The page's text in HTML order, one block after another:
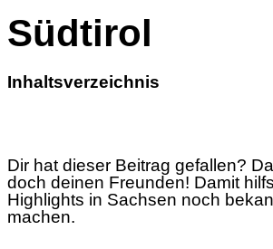
Südtirol
Inhaltsverzeichnis
Dir hat dieser Beitrag gefallen?
doch deinen Freunden! Damit
Highlights in Sachsen noch
machen.